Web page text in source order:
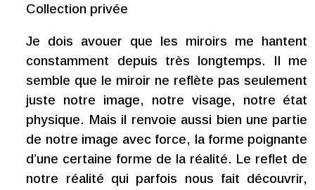
Collection privée
Je dois avouer que les miroirs me hantent
constamment depuis très longtemps. Il me
semble que le miroir ne reflète pas seulement
juste notre image, notre visage, notre état
physique. Mais il renvoie aussi bien une partie
de notre image avec force, la forme poignante
d’une certaine forme de la réalité. Le reflet de
notre réalité qui parfois nous fait découvrir,